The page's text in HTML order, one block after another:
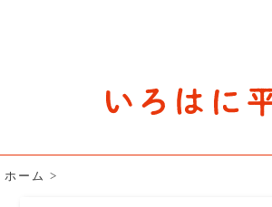
ホーム >